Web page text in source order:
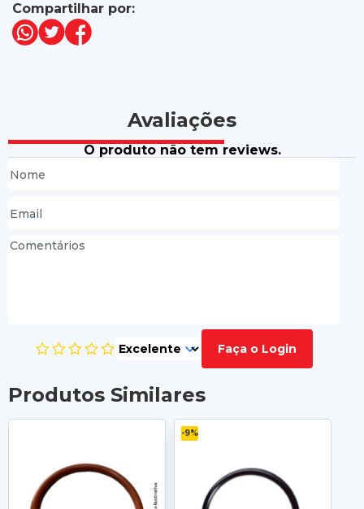
Compartilhar por:
Avaliações
O produto não tem reviews.
Faça o Login
Produtos Similares
-9%